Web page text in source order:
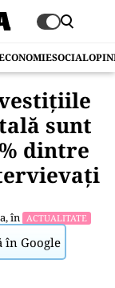
SOCIAL
sunt
dintre
, în ACTUALITATE
în Google